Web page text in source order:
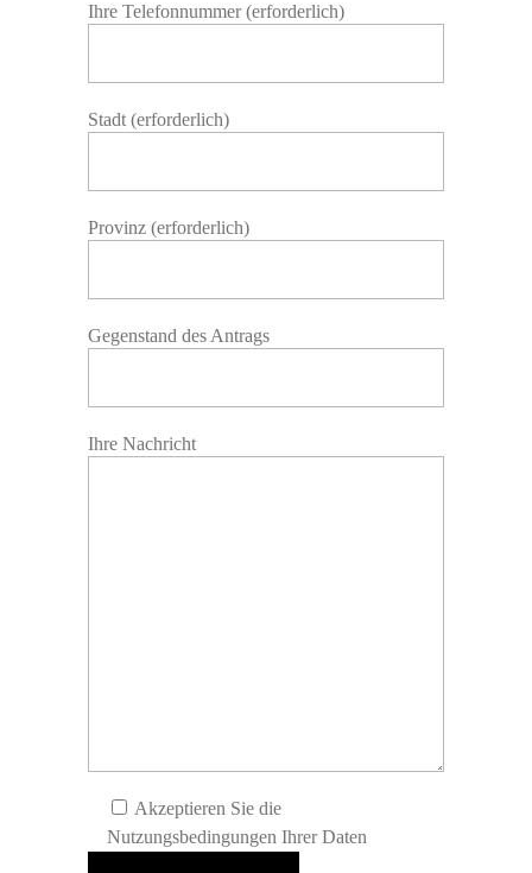
Ihre Telefonnummer (erforderlich)
Stadt (erforderlich)
Provinz (erforderlich)
Gegenstand des Antrags
Ihre Nachricht
Akzeptieren Sie die
Nutzungsbedingungen Ihrer Daten